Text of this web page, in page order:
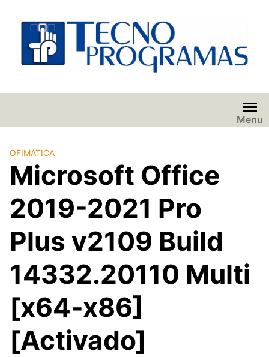
contenido
Menu
OFIMÁTICA
Microsoft Office
2019-2021 Pro
Plus v2109 Build
14332.20110 Multi
[x64-x86]
[Activado]